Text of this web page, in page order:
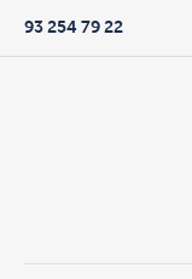
93 254 79 22